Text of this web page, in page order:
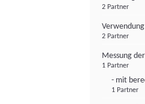
2 Partner
2 Partner
Messung
1 Partner
- mit
1 Partner